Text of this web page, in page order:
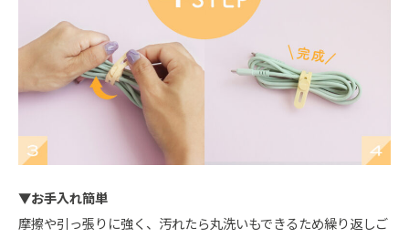
▼お手入れ簡単
摩擦や引っ張りに強く、汚れたら丸洗いもできるため繰り返しご